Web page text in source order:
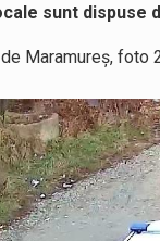
sunt dispuse
Maramureș, foto